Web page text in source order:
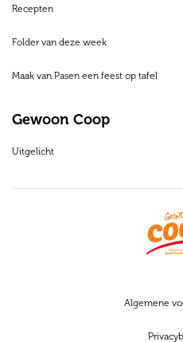
Recepten
Folder van deze week
Maak van Pasen een feest op tafel
Gewoon Coop
Uitgelicht
Algemene